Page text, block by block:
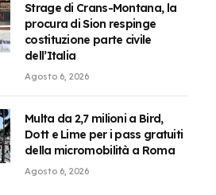
Strage di Crans-Montana, la
procura di Sion respinge
costituzione parte civile
dell’Italia
Agosto 6, 2026
Multa da 2,7 milioni a Bird,
Dott e Lime per i pass gratuiti
della micromobilità a Roma
Agosto 6, 2026